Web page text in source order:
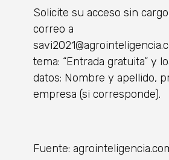
Solicite su acceso sin
correo a
tema: “Entrada gratuita” y
datos: Nombre y apellido,
empresa (si corresponde).
Fuente: